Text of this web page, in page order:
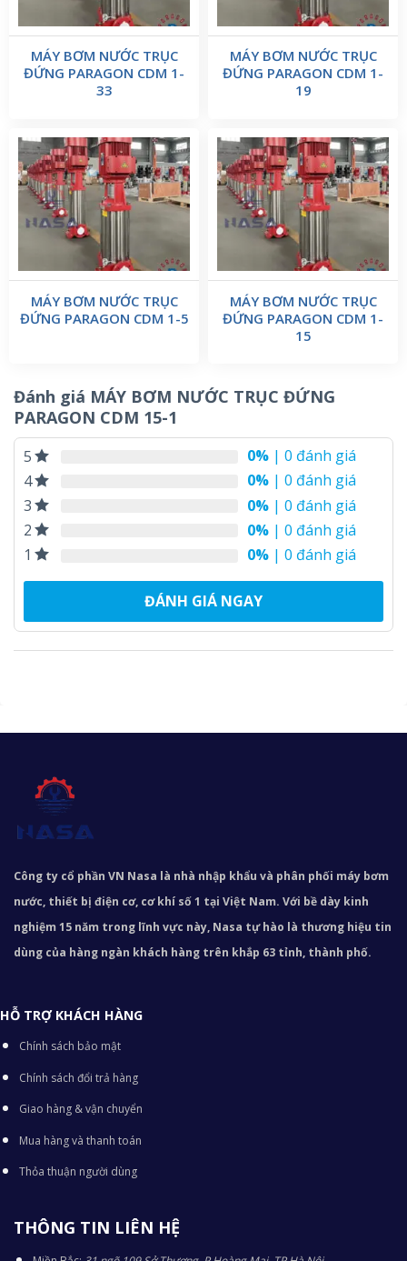
MÁY BƠM NƯỚC TRỤC
ĐỨNG PARAGON CDM 1-
33
MÁY BƠM NƯỚC TRỤC
ĐỨNG PARAGON CDM 1-
19
MÁY BƠM NƯỚC TRỤC
ĐỨNG PARAGON CDM 1-5
MÁY BƠM NƯỚC TRỤC
ĐỨNG PARAGON CDM 1-
15
Đánh giá MÁY BƠM NƯỚC TRỤC ĐỨNG
PARAGON CDM 15-1
5 0% | 0 đánh giá
4
0% | 0 đánh giá
3
0% | 0 đánh giá
2
0% | 0 đánh giá
1
0% | 0 đánh giá
ĐÁNH GIÁ NGAY
Công ty cổ phần VN Nasa là nhà nhập khẩu và phân phối máy bơm
nước, thiết bị điện cơ, cơ khí số 1 tại Việt Nam. Với bề dày kinh
nghiệm 15 năm trong lĩnh vực này, Nasa tự hào là thương hiệu tin
dùng của hàng ngàn khách hàng trên khắp 63 tỉnh, thành phố.
HỖ TRỢ KHÁCH HÀNG
Chính sách bảo mật
Chính sách đổi trả hàng
Giao hàng & vận chuyển
Mua hàng và thanh toán
Thỏa thuận người dùng
THÔNG TIN LIÊN HỆ